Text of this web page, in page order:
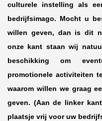
culturele instelling als
bedrijfsimago. Mocht u
willen geven, dan is dit
onze kant staan wij
beschikking om
promotionele activiteiten
waarom willen we graag
geven. (Aan de linker
plaatsje vrij voor uw